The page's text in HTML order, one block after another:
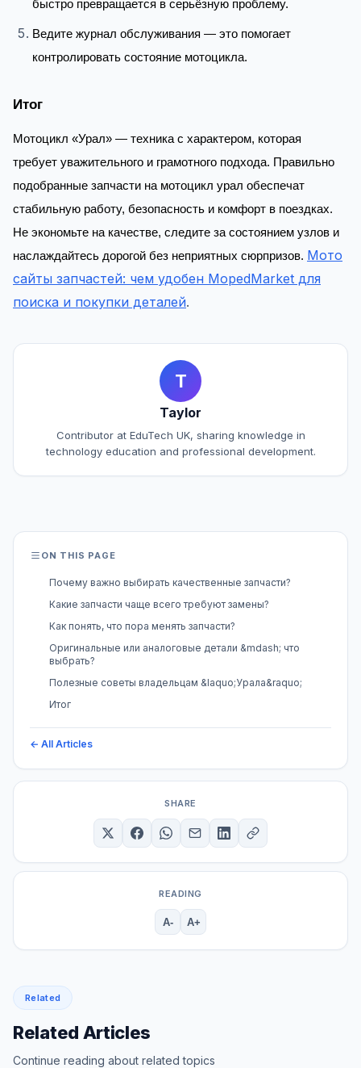
быстро превращается в серьёзную проблему.
Ведите журнал обслуживания — это помогает
контролировать состояние мотоцикла.
Итог
Мотоцикл «Урал» — техника с характером, которая
требует уважительного и грамотного подхода. Правильно
подобранные запчасти на мотоцикл урал обеспечат
стабильную работу, безопасность и комфорт в поездках.
Не экономьте на качестве, следите за состоянием узлов и
наслаждайтесь дорогой без неприятных сюрпризов. Мото
сайты запчастей: чем удобен MopedMarket для
поиска и покупки деталей.
T
Taylor
Contributor at EduTech UK, sharing knowledge in
technology education and professional development.
ON THIS PAGE
Почему важно выбирать качественные запчасти?
Какие запчасти чаще всего требуют замены?
Как понять, что пора менять запчасти?
Оригинальные или аналоговые детали &mdash; что
выбрать?
Полезные советы владельцам &laquo;Урала&raquo;
Итог
← All Articles
SHARE
READING
A- A+
Related
Related Articles
Continue reading about related topics